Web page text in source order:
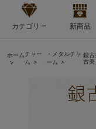
カテゴリー 新商品
ホームチャー
ム
・メタルチャ
ーム
銀古
古美